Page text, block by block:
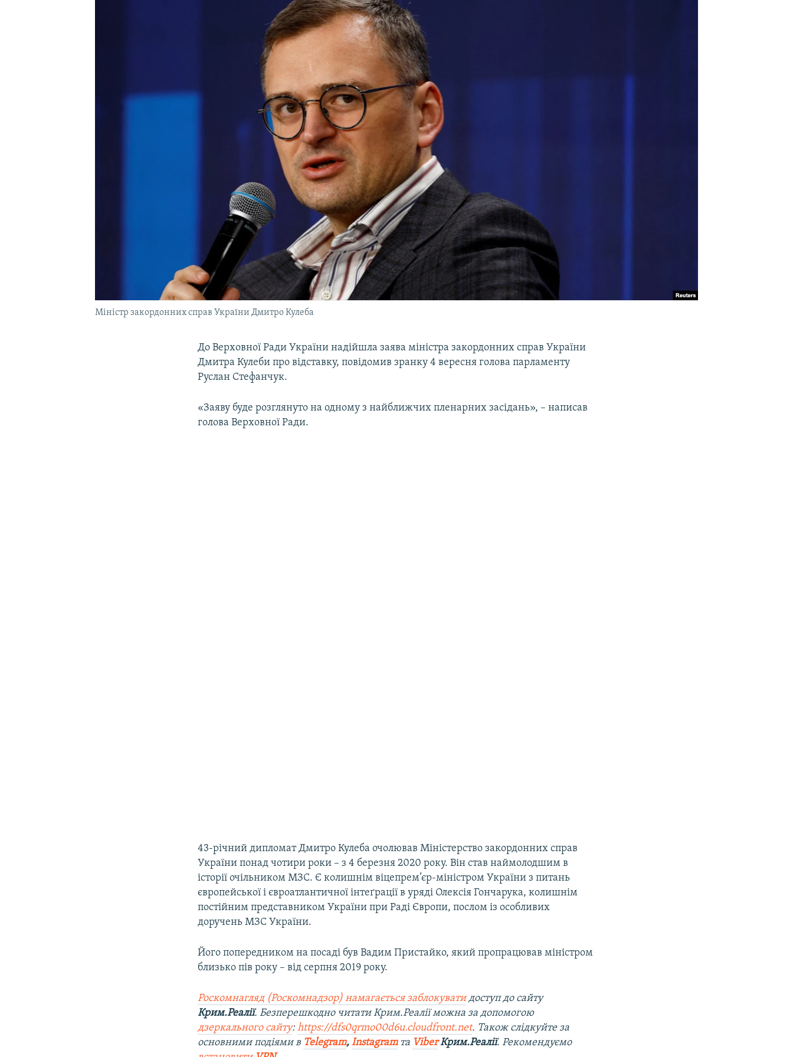
Міністр закордонних справ України Дмитро Кулеба
До Верховної Ради України надійшла заява міністра закордонних справ України
Дмитра Кулеби про відставку, повідомив зранку 4 вересня голова парламенту
Руслан Стефанчук.
«Заяву буде розглянуто на одному з найближчих пленарних засідань», – написав
голова Верховної Ради.
43-річний дипломат Дмитро Кулеба очолював Міністерство закордонних справ
України понад чотири роки – з 4 березня 2020 року. Він став наймолодшим в
історії очільником МЗС. Є колишнім віцепрем’єр-міністром України з питань
європейської і євроатлантичної інтеґрації в уряді Олексія Гончарука, колишнім
постійним представником України при Раді Європи, послом із особливих
доручень МЗС України.
Його попередником на посаді був Вадим Пристайко, який пропрацював міністром
близько пів року – від серпня 2019 року.
Роскомнагляд (Роскомнадзор) намагається заблокуватидоступ до сайту
Крим.Реалії. Безперешкодно читати Крим.Реалії можна за допомогою
дзеркального сайту:https://dfs0qrmo00d6u.cloudfront.net. Також слідкуйте за
основними подіями в Telegram,Instagramта ViberКрим.Реалії. Рекомендуємо